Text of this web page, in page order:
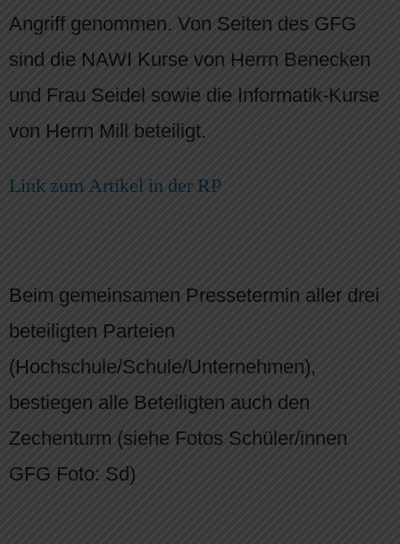
Angriff genommen. Von Seiten des GFG
sind die NAWI Kurse von Herrn Benecken
und Frau Seidel sowie die Informatik-Kurse
von Herrn Mill beteiligt.
Link zum Artikel in der RP
Beim gemeinsamen Pressetermin aller drei
beteiligten Parteien
(Hochschule/Schule/Unternehmen),
bestiegen alle Beteiligten auch den
Zechenturm (siehe Fotos Schüler/innen
GFG Foto: Sd)